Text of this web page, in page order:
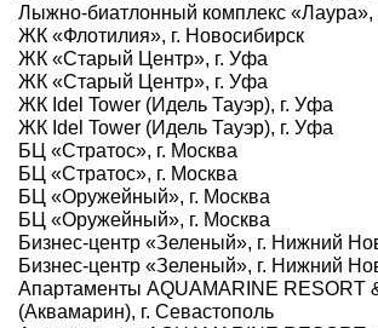
Лыжно-биатлонный комплекс «Лаура»,
ЖК «Флотилия», г. Новосибирск
ЖК «Старый Центр», г. Уфа
ЖК «Старый Центр», г. Уфа
ЖК Idel Tower (Идель Тауэр), г. Уфа
ЖК Idel Tower (Идель Тауэр), г. Уфа
БЦ «Стратос», г. Москва
БЦ «Стратос», г. Москва
БЦ «Оружейный», г. Москва
БЦ «Оружейный», г. Москва
Бизнес-центр «Зеленый», г. Нижний
Бизнес-центр «Зеленый», г. Нижний
Апартаменты AQUAMARINE RESORT
(Аквамарин), г. Севастополь